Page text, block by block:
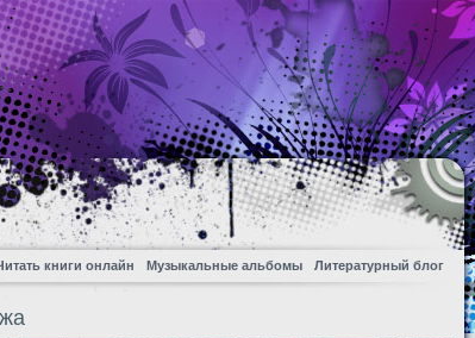
книги онлайн Музыкальные альбомы Литературный блог